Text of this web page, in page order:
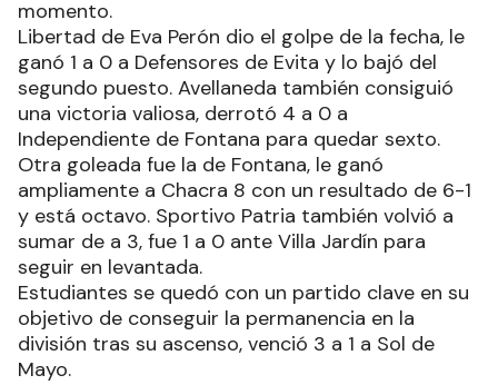
momento.
Libertad de Eva Perón dio el golpe de la fecha, le
ganó 1 a 0 a Defensores de Evita y lo bajó del
segundo puesto. Avellaneda también consiguió
una victoria valiosa, derrotó 4 a 0 a
Independiente de Fontana para quedar sexto.
Otra goleada fue la de Fontana, le ganó
ampliamente a Chacra 8 con un resultado de 6-1
y está octavo. Sportivo Patria también volvió a
sumar de a 3, fue 1 a 0 ante Villa Jardín para
seguir en levantada.
Estudiantes se quedó con un partido clave en su
objetivo de conseguir la permanencia en la
división tras su ascenso, venció 3 a 1 a Sol de
Mayo.